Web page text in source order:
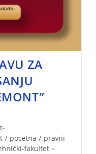
ZA
/ pocetna / pravni-
fakultet